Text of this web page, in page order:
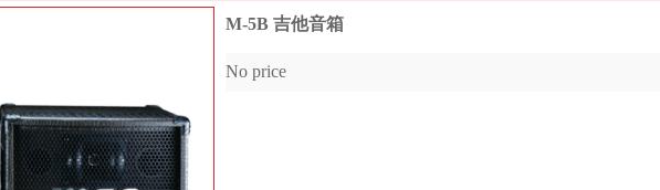
M-5B 吉他音箱
No price